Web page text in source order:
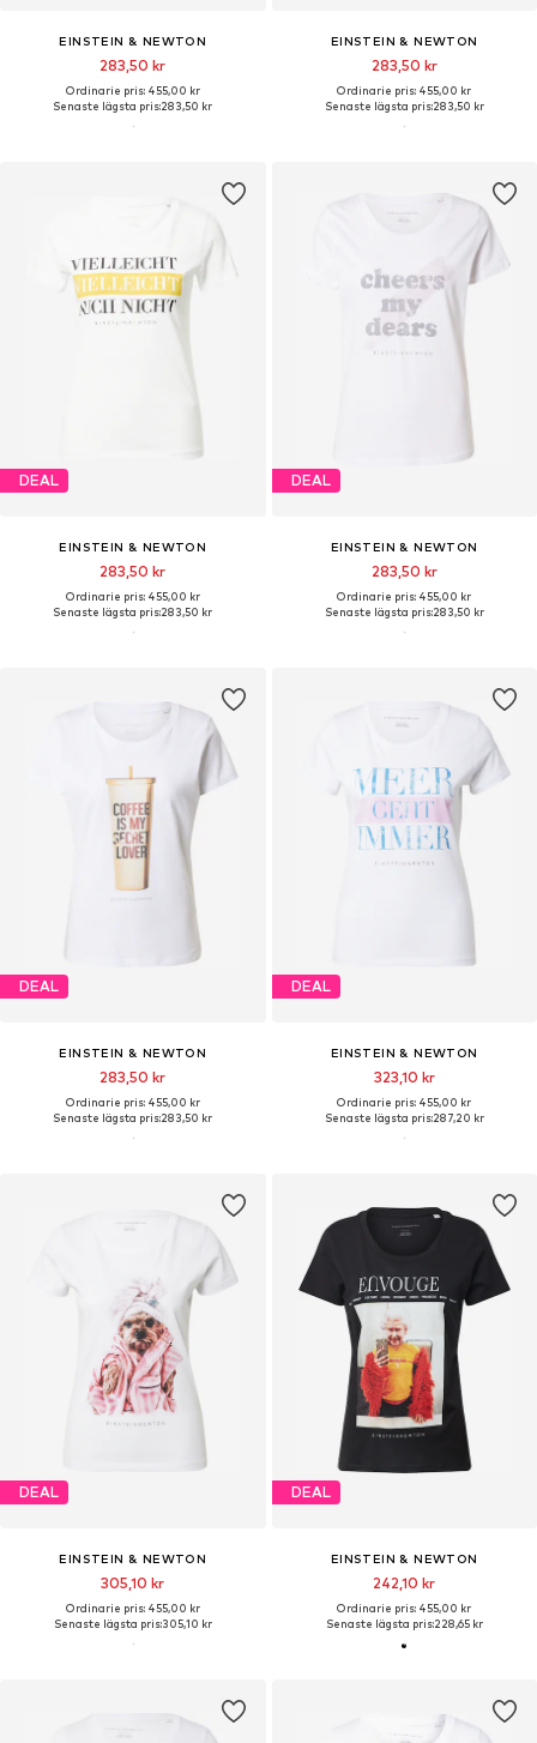
EINSTEIN & NEWTON
283,50 kr
Ordinarie pris: 455,00 kr
Senaste lägsta pris:283,50 kr
EINSTEIN & NEWTON
283,50 kr
Ordinarie pris: 455,00 kr
Senaste lägsta pris:283,50 kr
DEAL
EINSTEIN & NEWTON
283,50 kr
Ordinarie pris: 455,00 kr
Senaste lägsta pris:283,50 kr
DEAL
EINSTEIN & NEWTON
283,50 kr
Ordinarie pris: 455,00 kr
Senaste lägsta pris:283,50 kr
DEAL
EINSTEIN & NEWTON
283,50 kr
Ordinarie pris: 455,00 kr
Senaste lägsta pris:283,50 kr
DEAL
EINSTEIN & NEWTON
323,10 kr
Ordinarie pris: 455,00 kr
Senaste lägsta pris:287,20 kr
DEAL
EINSTEIN & NEWTON
305,10 kr
Ordinarie pris: 455,00 kr
Senaste lägsta pris:305,10 kr
DEAL
EINSTEIN & NEWTON
242,10 kr
Ordinarie pris: 455,00 kr
Senaste lägsta pris:228,65 kr